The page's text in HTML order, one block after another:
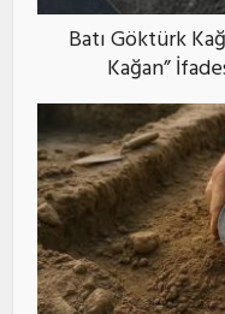
Batı Göktürk
Kağan”